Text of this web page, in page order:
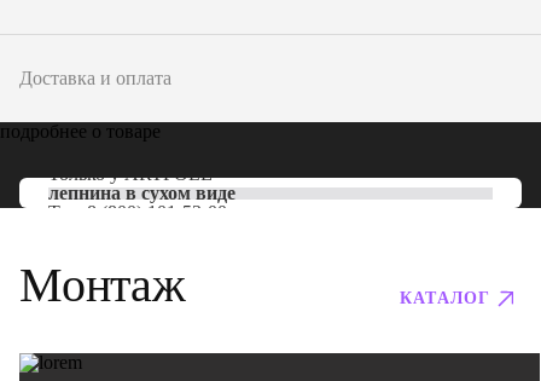
Доставка и оплата
подробнее о товаре
Только уARTPOLE
лепнина в сухом виде
Тел: 8 (800) 101-53-00
Монтаж КАТАЛОГ